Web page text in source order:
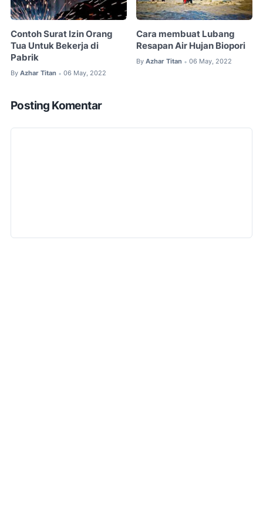
Contoh Surat Izin Orang
Tua Untuk Bekerja di
Pabrik
By Azhar Titan • 06 May, 2022
Cara membuat Lubang
Resapan Air Hujan Biopori
By Azhar Titan • 06 May, 2022
Posting Komentar